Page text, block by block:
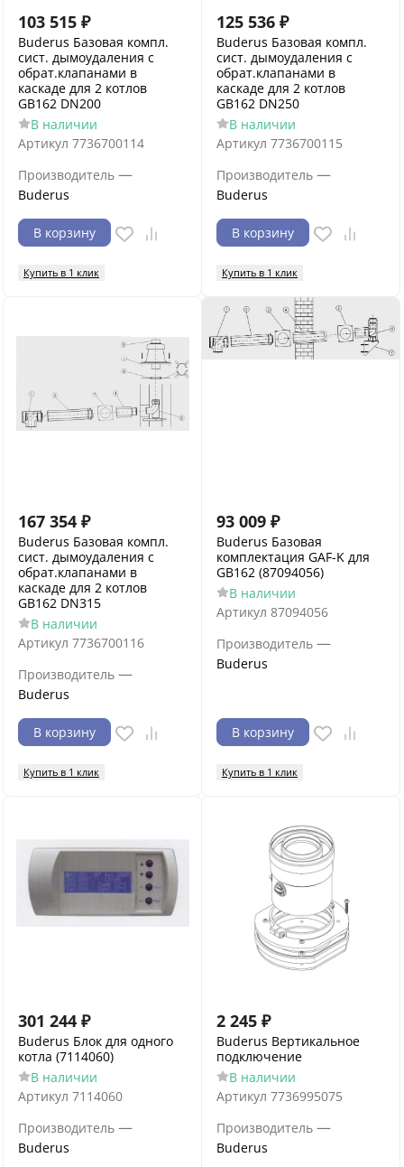
103 515 ₽
Buderus Базовая компл.
сист. дымоудаления c
обрат.клапанами в
каскаде для 2 котлов
GB162 DN200
В наличии
Артикул 7736700114
Производитель —
Buderus
В корзину
Купить в 1 клик
125 536 ₽
Buderus Базовая компл.
сист. дымоудаления c
обрат.клапанами в
каскаде для 2 котлов
GB162 DN250
В наличии
Артикул 7736700115
Производитель —
Buderus
В корзину
Купить в 1 клик
167 354 ₽
Buderus Базовая компл.
сист. дымоудаления c
обрат.клапанами в
каскаде для 2 котлов
GB162 DN315
В наличии
Артикул 7736700116
Производитель —
Buderus
В корзину
Купить в 1 клик
93 009 ₽
Buderus Базовая
комплектация GAF-K для
GB162 (87094056)
В наличии
Артикул 87094056
Производитель —
Buderus
В корзину
Купить в 1 клик
301 244 ₽
Buderus Блок для одного
котла (7114060)
В наличии
Артикул 7114060
Производитель —
Buderus
2 245 ₽
Buderus Вертикальное
подключение
В наличии
Артикул 7736995075
Производитель —
Buderus